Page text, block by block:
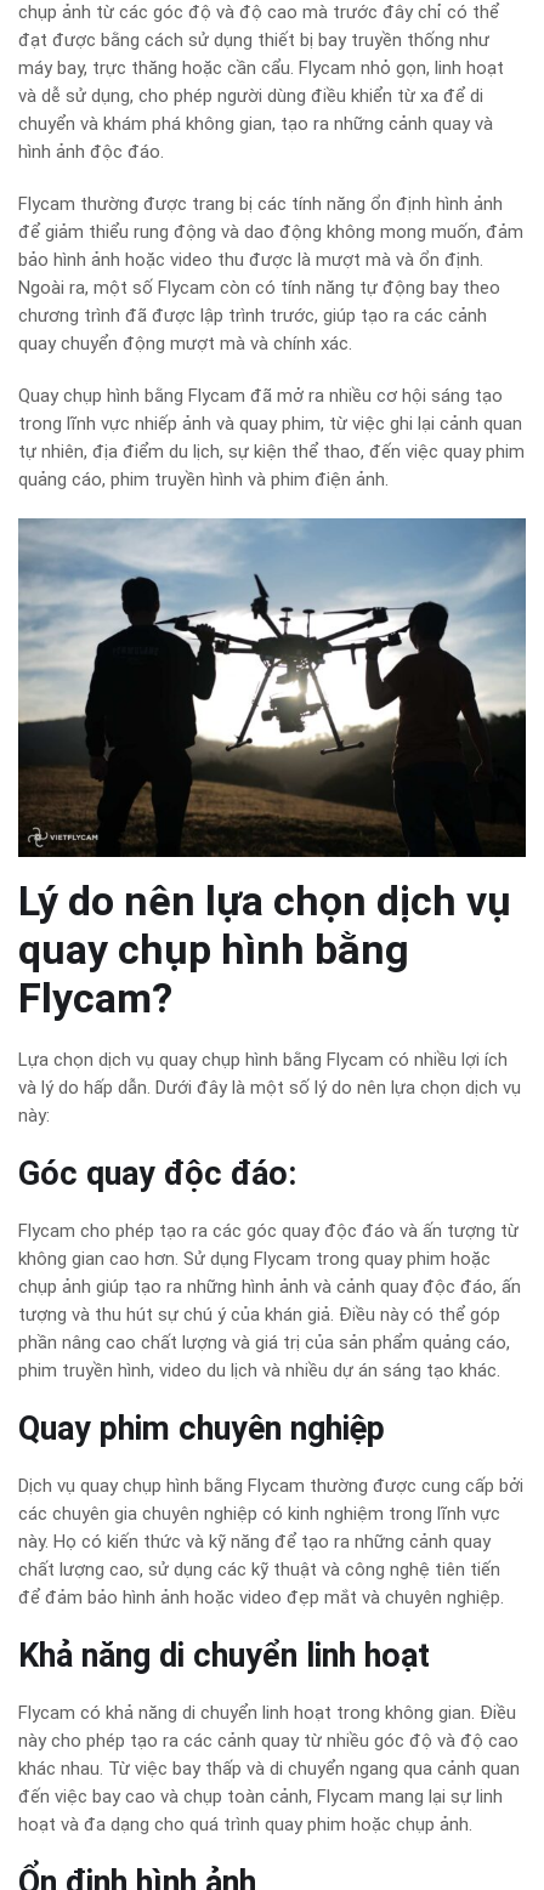
chụp ảnh từ các góc độ và độ cao mà trước đây chỉ có thể
đạt được bằng cách sử dụng thiết bị bay truyền thống như
máy bay, trực thăng hoặc cần cẩu. Flycam nhỏ gọn, linh hoạt
và dễ sử dụng, cho phép người dùng điều khiển từ xa để di
chuyển và khám phá không gian, tạo ra những cảnh quay và
hình ảnh độc đáo.
Flycam thường được trang bị các tính năng ổn định hình ảnh
để giảm thiểu rung động và dao động không mong muốn, đảm
bảo hình ảnh hoặc video thu được là mượt mà và ổn định.
Ngoài ra, một số Flycam còn có tính năng tự động bay theo
chương trình đã được lập trình trước, giúp tạo ra các cảnh
quay chuyển động mượt mà và chính xác.
Quay chụp hình bằng Flycam đã mở ra nhiều cơ hội sáng tạo
trong lĩnh vực nhiếp ảnh và quay phim, từ việc ghi lại cảnh quan
tự nhiên, địa điểm du lịch, sự kiện thể thao, đến việc quay phim
quảng cáo, phim truyền hình và phim điện ảnh.
Lý do nên lựa chọn dịch vụ
quay chụp hình bằng
Flycam?
Lựa chọn dịch vụ quay chụp hình bằng Flycam có nhiều lợi ích
và lý do hấp dẫn. Dưới đây là một số lý do nên lựa chọn dịch vụ
này:
Góc quay độc đáo:
Flycam cho phép tạo ra các góc quay độc đáo và ấn tượng từ
không gian cao hơn. Sử dụng Flycam trong quay phim hoặc
chụp ảnh giúp tạo ra những hình ảnh và cảnh quay độc đáo, ấn
tượng và thu hút sự chú ý của khán giả. Điều này có thể góp
phần nâng cao chất lượng và giá trị của sản phẩm quảng cáo,
phim truyền hình, video du lịch và nhiều dự án sáng tạo khác.
Quay phim chuyên nghiệp
Dịch vụ quay chụp hình bằng Flycam thường được cung cấp bởi
các chuyên gia chuyên nghiệp có kinh nghiệm trong lĩnh vực
này. Họ có kiến thức và kỹ năng để tạo ra những cảnh quay
chất lượng cao, sử dụng các kỹ thuật và công nghệ tiên tiến
để đảm bảo hình ảnh hoặc video đẹp mắt và chuyên nghiệp.
Khả năng di chuyển linh hoạt
Flycam có khả năng di chuyển linh hoạt trong không gian. Điều
này cho phép tạo ra các cảnh quay từ nhiều góc độ và độ cao
khác nhau. Từ việc bay thấp và di chuyển ngang qua cảnh quan
đến việc bay cao và chụp toàn cảnh, Flycam mang lại sự linh
hoạt và đa dạng cho quá trình quay phim hoặc chụp ảnh.